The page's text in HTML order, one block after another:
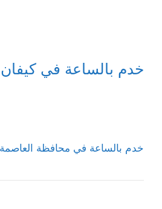
خدم بالساعة في كيفان
خدم بالساعة في محافظة